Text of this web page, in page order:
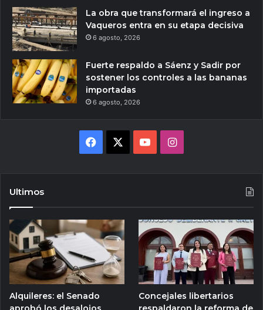
La obra que transformará el ingreso a
Vaqueros entra en su etapa decisiva
6 agosto, 2026
Fuerte respaldo a Sáenz y Sadir por
sostener los controles a las bananas
importadas
6 agosto, 2026
Facebook YouTubeInstagram
Ultimos
Alquileres: el Senado
Concejales libertarios